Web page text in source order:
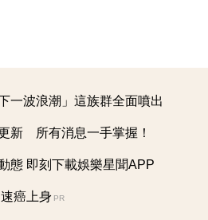
一波浪潮」這族群全面噴出
新 所有消息一手掌握！
態 即刻下載娛樂星聞APP
癌上身 PR